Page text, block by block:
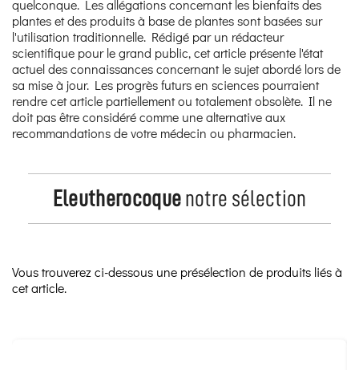
quelconque. Les allégations concernant les bienfaits des
plantes et des produits à base de plantes sont basées sur
l'utilisation traditionnelle. Rédigé par un rédacteur
scientifique pour le grand public, cet article présente l'état
actuel des connaissances concernant le sujet abordé lors de
sa mise à jour. Les progrès futurs en sciences pourraient
rendre cet article partiellement ou totalement obsolète. Il ne
doit pas être considéré comme une alternative aux
recommandations de votre médecin ou pharmacien.
Eleutherocoque notre sélection
Vous trouverez ci-dessous une présélection de produits liés à
cet article.